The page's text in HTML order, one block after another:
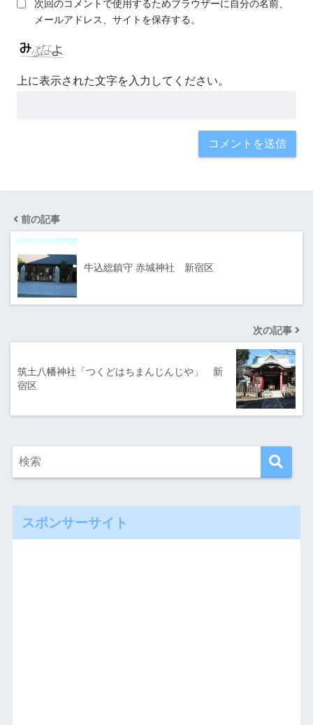
次回のコメントで使用するためブラウザーに自分の名前、
メールアドレス、サイトを保存する。
上に表示された文字を入力してください。
前の記事
牛込総鎮守 赤城神社 新宿区
次の記事
筑土八幡神社「つくどはちまんじんじや」 新
宿区
スポンサーサイト